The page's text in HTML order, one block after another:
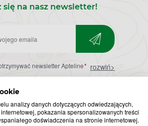
analizy danych dotyczących odwiedzających,
pokazania spersonalizowanych treści
doświadczenia na stronie internetowej.
się na nasz newsletter!
newsletter Apteline* rozwiń>